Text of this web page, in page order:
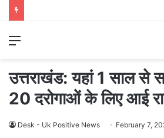
Menu
उत्तराखंड: यहां 1 साल से
20 दरोगाओं के लिए आई
Desk - Uk Positive News February 7,